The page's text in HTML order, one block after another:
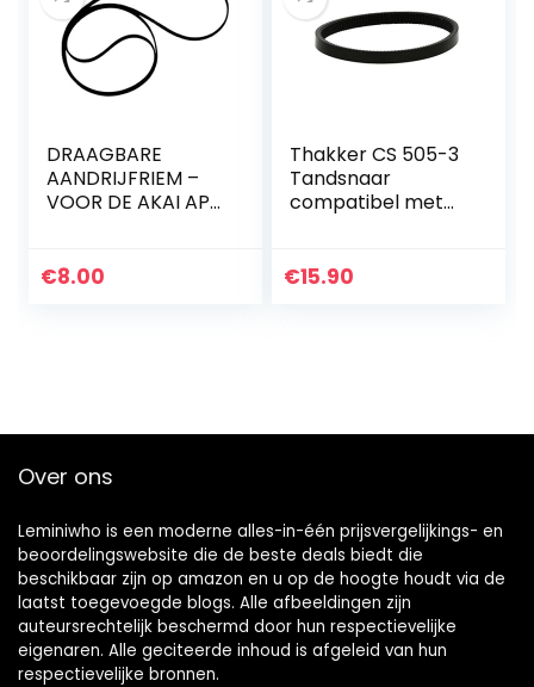
Walkman 40-
135mm
DRAAGBARE
AANDRIJFRIEM –
VOOR DE AKAI AP-
€8.00
Thakker CS 505-3
Tandsnaar
compatibel met
Tandsnaar
€15.90
Over ons
Leminiwho is een moderne alles-in-één prijsvergelijkings- en
beoordelingswebsite die de beste deals biedt die
beschikbaar zijn op amazon en u op de hoogte houdt via de
laatst toegevoegde blogs. Alle afbeeldingen zijn
auteursrechtelijk beschermd door hun respectievelijke
eigenaren. Alle geciteerde inhoud is afgeleid van hun
respectievelijke bronnen.